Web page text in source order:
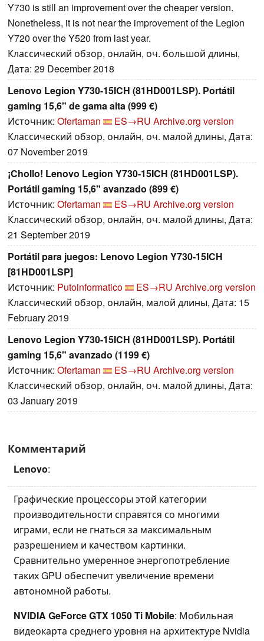
Y730 is still an improvement over the cheaper version.
Nonetheless, it is not near the improvement of the Legion
Y720 over the Y520 from last year.
Классический обзор, онлайн, оч. большой длины,
Дата: 29 December 2018
Lenovo Legion Y730-15ICH (81HD001LSP). Portátil
gaming 15,6" de gama alta (999 €)
Источник: Ofertaman ES→RU Archive.org version
Классический обзор, онлайн, оч. малой длины, Дата:
07 November 2019
¡Chollo! Lenovo Legion Y730-15ICH (81HD001LSP).
Portátil gaming 15,6" avanzado (899 €)
Источник: Ofertaman ES→RU Archive.org version
Классический обзор, онлайн, оч. малой длины, Дата:
21 September 2019
Portátil para juegos: Lenovo Legion Y730-15ICH
[81HD001LSP]
Источник: Putoinformatico ES→RU Archive.org version
Классический обзор, онлайн, малой длины, Дата: 15
February 2019
Lenovo Legion Y730-15ICH (81HD001LSP). Portátil
gaming 15,6" avanzado (1199 €)
Источник: Ofertaman ES→RU Archive.org version
Классический обзор, онлайн, оч. малой длины, Дата:
03 January 2019
Комментарий
Lenovo:
Графические процессоры этой категории
производительности справятся со многими
играми, если не гнаться за максимальным
разрешением и качеством картинки.
Сравнительно умеренное энергопотребление
таких GPU обеспечит увеличение времени
автономной работы.
NVIDIA GeForce GTX 1050 Ti Mobile: Мобильная
видеокарта среднего уровня на архитектуре Nvidia